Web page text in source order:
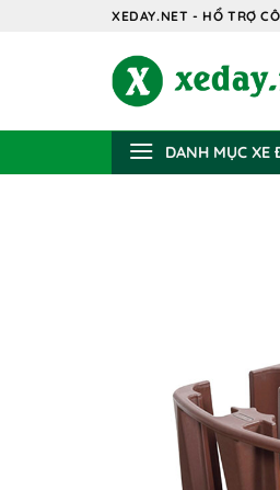
XEDAY.NET - HỔ TRỢ
DANH MỤC XE